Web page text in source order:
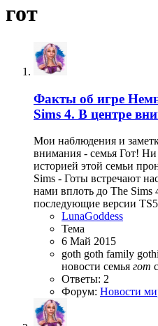
гот
Факты об игре
Sims 4. В центре
Мои наблюдения и
внимания - семья Гот! Ни
историей этой семьи
Sims - Готы встречают
нами вплоть до The
последующие версии
LunaGoddess
Тема
6 Май 2015
goth goth family
новости семья гот
Ответы: 2
Форум: Новости